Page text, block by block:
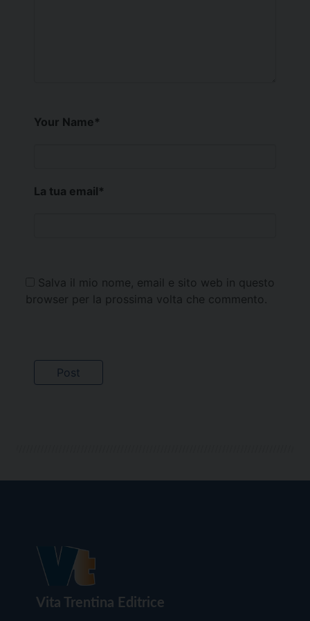
Your Name*
La tua email*
Salva il mio nome, email e sito web in questo
browser per la prossima volta che commento.
Vita Trentina Editrice